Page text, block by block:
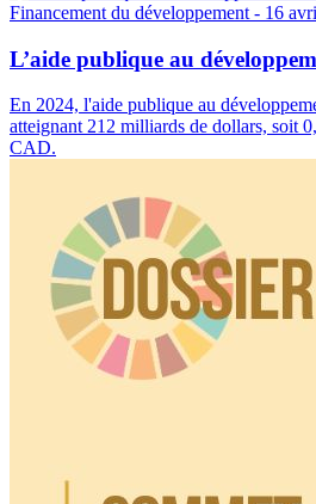
Financement du développement - 16
L’aide publique au
En 2024, l'aide publique au
atteignant 212 milliards de dollars, soit
CAD.